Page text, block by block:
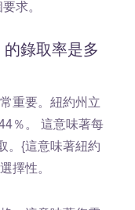
求。
錄取率是多
重要。紐約州立
％。 這意味著每
。{這意味著紐約
擇性。